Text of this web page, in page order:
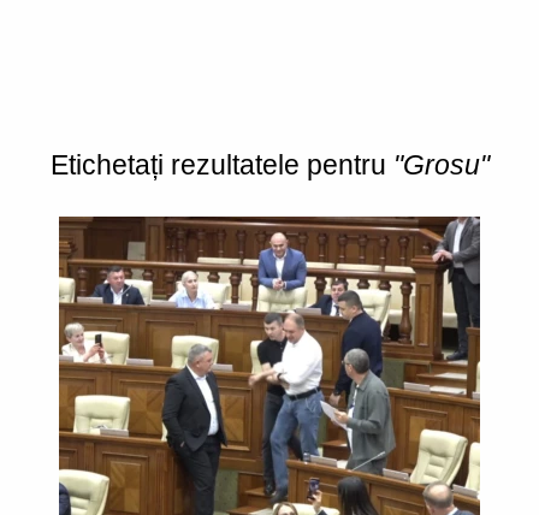
Etichetați rezultatele pentru "Grosu"